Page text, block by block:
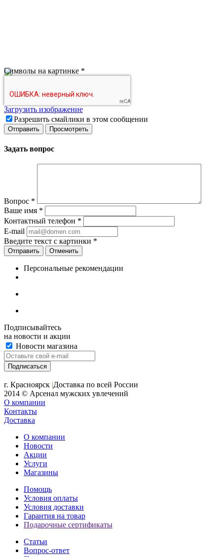
Символы на картинке *
Загрузить изображение
Разрешить смайлики в этом сообщении
Задать вопрос
Вопрос *
Ваше имя *
Контактный телефон *
E-mail
Введите текст с картинки *
Отменить
Персональные рекомендации
Подписывайтесь
на новости и акции
Новости магазина
г. Красноярск |Доставка по всей России
2014 © Арсенал мужских увлечений
О компании
Контакты
Доставка
О компании
Новости
Акции
Услуги
Магазины
Помощь
Условия оплаты
Условия доставки
Гарантия на товар
Подарочные сертификаты
Статьи
Вопрос-ответ